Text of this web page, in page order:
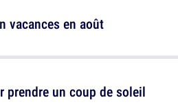
vacances en août
prendre un coup de soleil